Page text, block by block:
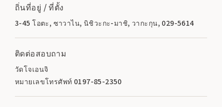
ถิ่นที่อยู่ / ที่ตั้ง
3-45 โอตะ, ซาวาไน, นิชิวะกะ-มาชิ, วากะกุน, 029-5614
ติดต่อสอบถาม
วัดโจเอนจิ
หมายเลขโทรศัพท์ 0197-85-2350